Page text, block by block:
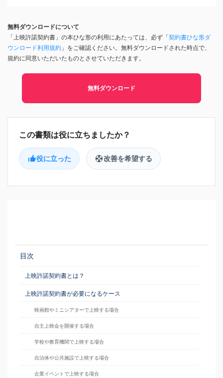
無料ダウンロードについて
「上映許諾契約書」の本ひな形の利用にあたっては、必ず「契約書ひな形ダ
ウンロード利用規約 」をご確認ください。無料ダウンロードされた時点で、
規約に同意いただいたものとさせていただきます。
無料ダウンロード
役に立った 改善を希望する
目次
上映許諾契約書とは？
上映許諾契約書が必要になるケース
映画館やミニシアターで上映する場合
自主上映会を開催する場合
学校や教育機関で上映する場合
自治体や公共施設で上映する場合
企業イベントで上映する場合